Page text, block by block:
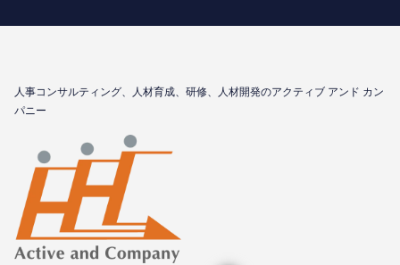
⼈事コンサルティング、⼈材育成、研修、⼈材開発のアクティブ アンド カン
パニー